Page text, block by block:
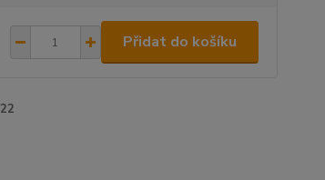
Přidat do košíku